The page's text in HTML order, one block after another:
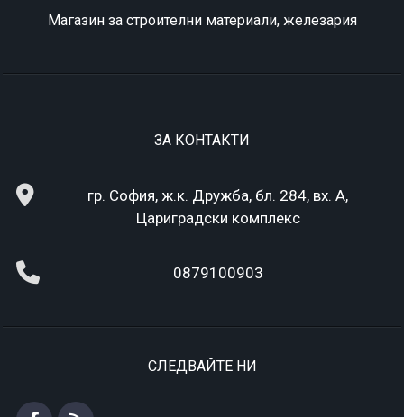
Магазин за строителни материали, железария
ЗА КОНТАКТИ
гр. София, ж.к. Дружба, бл. 284, вх. А,
Цариградски комплекс
0879100903
СЛЕДВАЙТЕ НИ